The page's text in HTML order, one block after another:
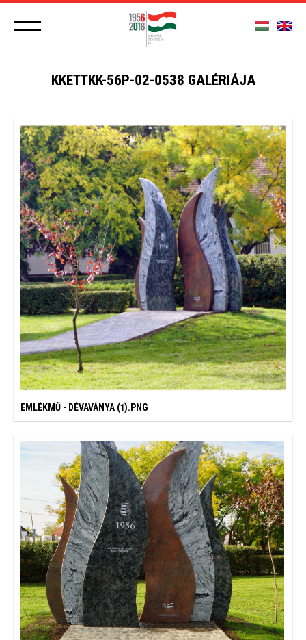
KKETTKK-56P-02-0538 GALÉRIÁJA
EMLÉKMŰ - DÉVAVÁNYA (1).PNG